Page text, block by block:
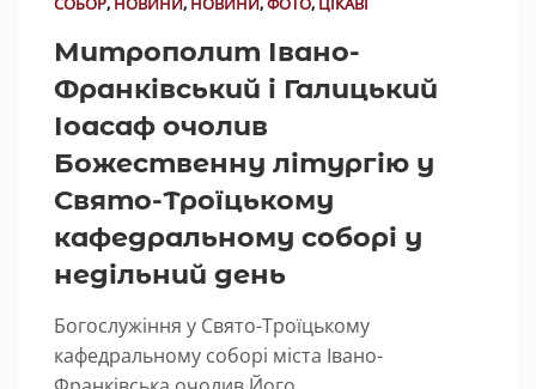
Митрополит Івано-
Франківський і Галицький
Іоасаф очолив
Божественну літургію у
Свято-Троїцькому
кафедральному соборі у
недільний день
Богослужіння у Свято-Троїцькому
кафедральному соборі міста Івано-